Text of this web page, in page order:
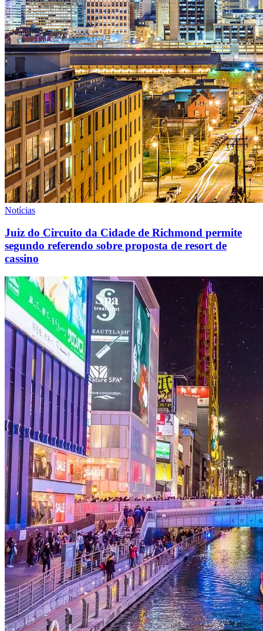
Notícias
Juiz do Circuito da Cidade de Richmond permite
segundo referendo sobre proposta de resort de
cassino